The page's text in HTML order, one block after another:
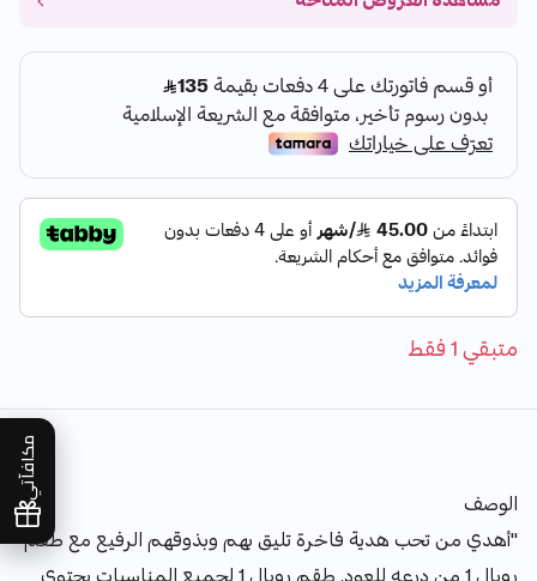
مكافآتي
متبقي 1 فقط
الوصف
"أهدي من تحب هدية فاخرة تليق بهم وبذوقهم الرفيع مع طقم